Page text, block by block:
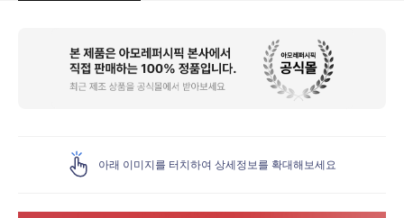
아래 이미지를 터치하여 상세정보를 확대해보세요